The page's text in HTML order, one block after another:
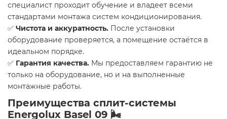
специалист проходит обучение и владеет всеми
стандартами монтажа систем кондиционирования.
✅ Чистота и аккуратность. После установки
оборудование проверяется, а помещение остаётся в
идеальном порядке.
✅ Гарантия качества. Мы предоставляем гарантию не
только на оборудование, но и на выполненные
монтажные работы.
Преимущества сплит-системы
Energolux Basel 09 🌬️